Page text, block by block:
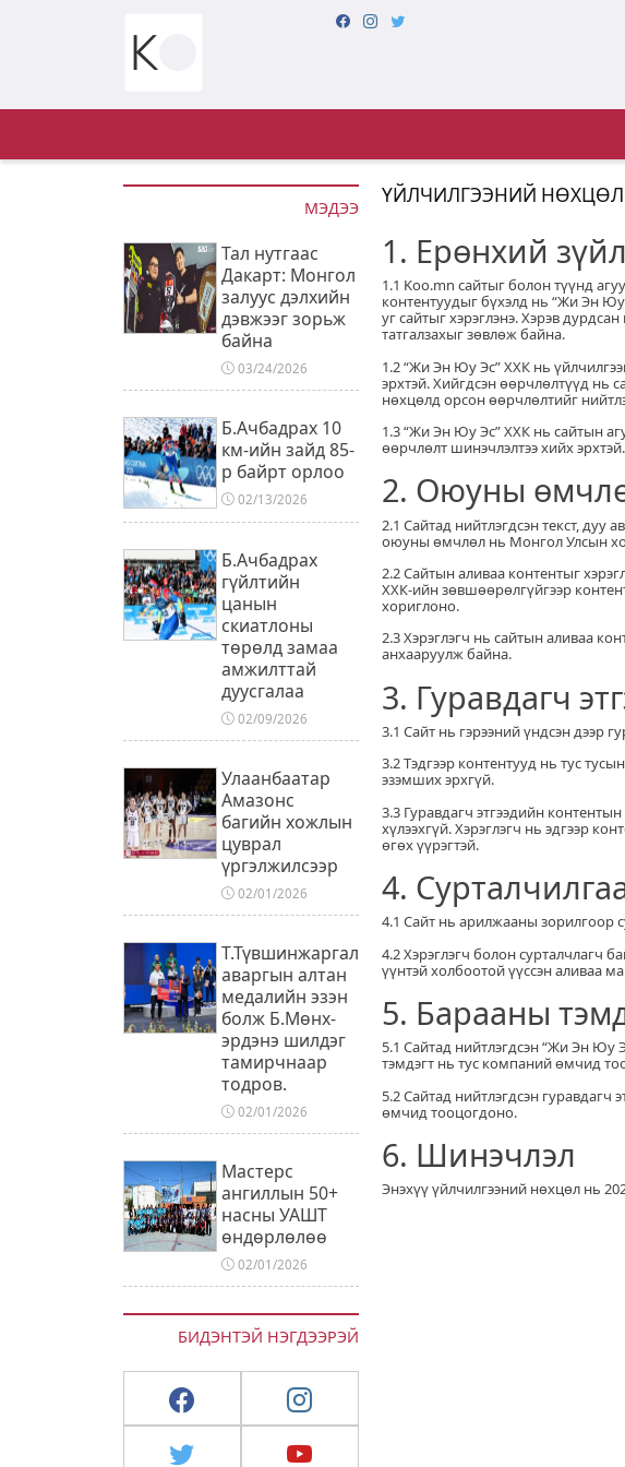
МЭДЭЭ
Тал нутгаас
Дакарт: Монгол
залуус дэлхийн
дэвжээг зорьж
байна
03/24/2026
Б.Ачбадрах 10
км-ийн зайд 85-
р байрт орлоо
02/13/2026
Б.Ачбадрах
гүйлтийн
цанын
скиатлоны
төрөлд замаа
амжилттай
дуусгалаа
02/09/2026
Улаанбаатар
Амазонс
багийн хожлын
цуврал
үргэлжилсээр
02/01/2026
Т.Түвшинжаргал
аваргын алтан
медалийн эзэн
болж Б.Мөнх-
эрдэнэ шилдэг
тамирчнаар
тодров.
02/01/2026
Мастерс
ангиллын 50+
насны УАШТ
өндөрлөлөө
02/01/2026
БИДЭНТЭЙ НЭГДЭЭРЭЙ
ҮЙЛЧИЛГЭЭНИЙ НӨХЦӨЛ
1. Ерөнхий зүйл
1.1 Koo.mn сайтыг болон түүнд
контентуудыг бүхэлд нь “Жи Эн
уг сайтыг хэрэглэнэ. Хэрэв
татгалзахыг зөвлөж байна.
1.2 “Жи Эн Юу Эс” ХХК нь
эрхтэй. Хийгдсэн өөрчлөлтүүд нь
нөхцөлд орсон өөрчлөлтийг
1.3 “Жи Эн Юу Эс” ХХК нь сайтын
өөрчлөлт шинэчлэлтээ хийх эрхтэй.
2. Оюуны
2.1 Сайтад нийтлэгдсэн текст, дуу
оюуны өмчлөл нь Монгол Улсын
2.2 Сайтын аливаа контентыг
ХХК-ийн зөвшөөрөлгүйгээр
хориглоно.
2.3 Хэрэглэгч нь сайтын аливаа
анхааруулж байна.
3. Гуравдагч
3.1 Сайт нь гэрээний үндсэн дээр
3.2 Тэдгээр контентууд нь тус
эзэмших эрхгүй.
3.3 Гуравдагч этгээдийн
хүлээхгүй. Хэрэглэгч нь эдгээр
өгөх үүрэгтэй.
4.
4.1 Сайт нь арилжааны зорилгоор
4.2 Хэрэглэгч болон сурталчлагч
үүнтэй холбоотой үүссэн аливаа
5. Барааны
5.1 Сайтад нийтлэгдсэн “Жи Эн Юу
тэмдэгт нь тус компаний өмчид
5.2 Сайтад нийтлэгдсэн
өмчид тооцогдоно.
6. Шинэчлэл
Энэхүү үйлчилгээний нөхцөл нь